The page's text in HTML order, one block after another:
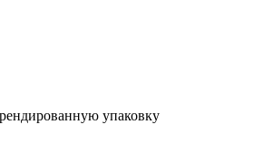
упаковку